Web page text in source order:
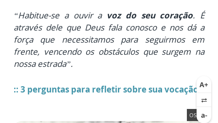
“Habitue-se a ouvir a voz do seu coração. É
através dele que Deus fala conosco e nos dá a
força que necessitamos para seguirmos em
frente, vencendo os obstáculos que surgem na
nossa estrada”.
:: 3 perguntas para refletir sobre sua vocação
OSID